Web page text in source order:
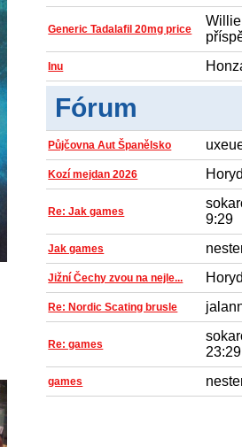
Generic Tadalafil 20mg price
Inu
Fórum
Půjčovna Aut Španělsko
Kozí mejdan 2026
Re: Jak games
9:29
Jak games
Jižní Čechy zvou na nejle...
Re: Nordic Scating brusle
Re: games
23:29
games